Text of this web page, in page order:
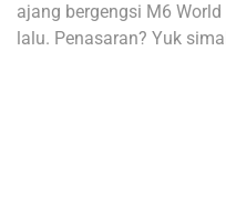
ajang bergengsi M6
lalu. Penasaran? Yuk